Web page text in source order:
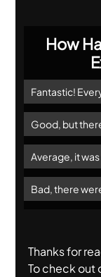
How
Fantastic!
Good, but
Average, it
Bad, there
Thanks for
To check out